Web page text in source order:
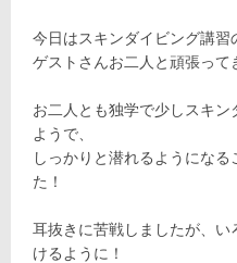
今日はスキンダイビング講習
ゲストさんお二人と頑張って
お二人とも独学で少しスキ
ようで、
しっかりと潜れるようにな
た！
耳抜きに苦戦しましたが、
けるように！